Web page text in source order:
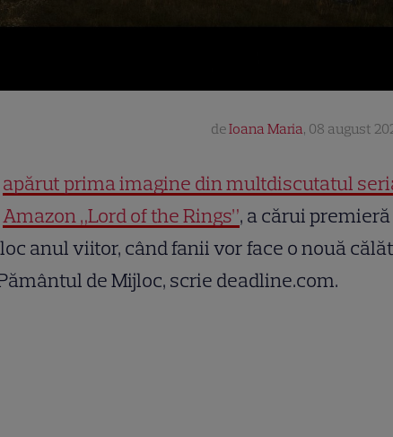
deIoana Maria, 08 august
apărut prima imagine din multdiscutatul
Amazon „Lord of the Rings”, a cărui
anul viitor, când fanii vor face o nouă
de Mijloc, scrie deadline.com.